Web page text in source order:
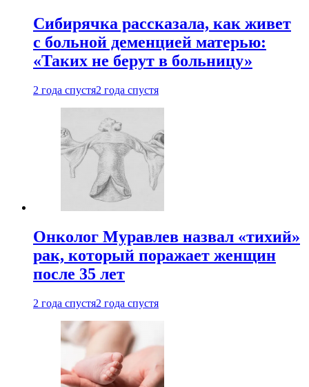
Сибирячка рассказала, как живет
с больной деменцией матерью:
«Таких не берут в больницу»
2 года спустя2 года спустя
Онколог Муравлев назвал «тихий»
рак, который поражает женщин
после 35 лет
2 года спустя2 года спустя